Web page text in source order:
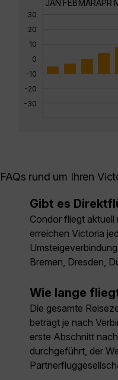
30
20
10
0
-10
-20
-30
JAN FEBMÄRAPR
FAQs rund um Ihren
Gibt es
Condor fliegt
erreichen Victoria
Bremen, Dresden,
Wie lange
Die gesamte
beträgt je nach
erste Abschnitt
durchgeführt, der